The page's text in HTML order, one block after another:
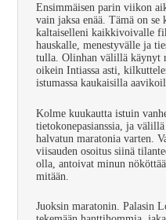
Ensimmäisen parin viikon
vain jaksa enää. Tämä on
kaltaiselleni kaikkivoivalle
hauskalle, menestyvälle ja
tulla. Olinhan välillä käynyt
oikein Intiassa asti,
istumassa kaukaisilla
Kolme kuukautta istuin
tietokonepasianssia, ja
halvatun maratonia varten.
viisauden osoitus siinä
olla, antoivat minun
mitään.
Juoksin maratonin. Palasin